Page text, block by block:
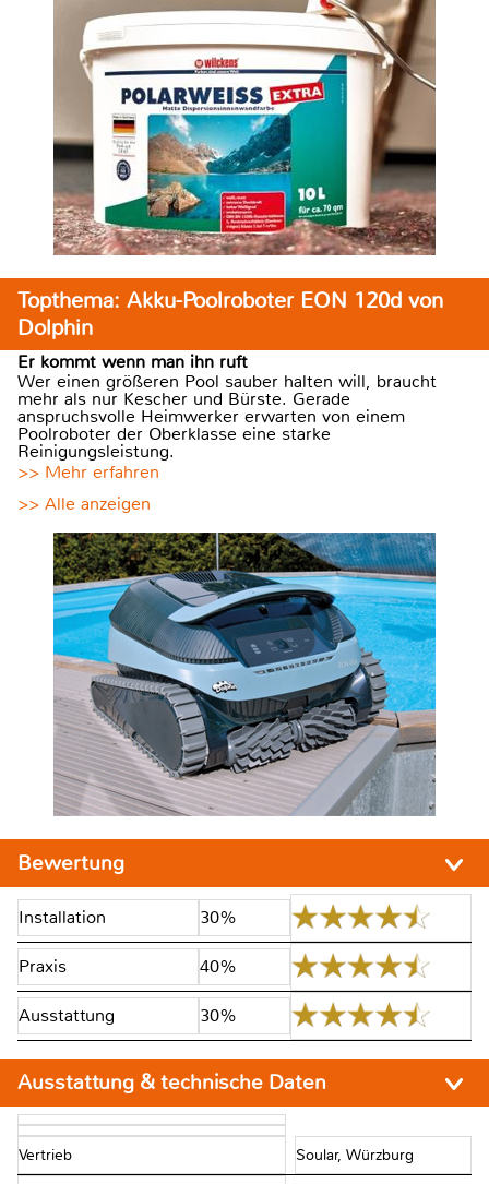
Topthema: Akku-Poolroboter EON 120d von
Dolphin
Er kommt wenn man ihn ruft
Wer einen größeren Pool sauber halten will, braucht
mehr als nur Kescher und Bürste. Gerade
anspruchsvolle Heimwerker erwarten von einem
Poolroboter der Oberklasse eine starke
Reinigungsleistung.
>> Mehr erfahren
>> Alle anzeigen
Bewertung
Installation 30%
Praxis 40%
Ausstattung 30%
Ausstattung & technische Daten
Vertrieb Soular, Würzburg